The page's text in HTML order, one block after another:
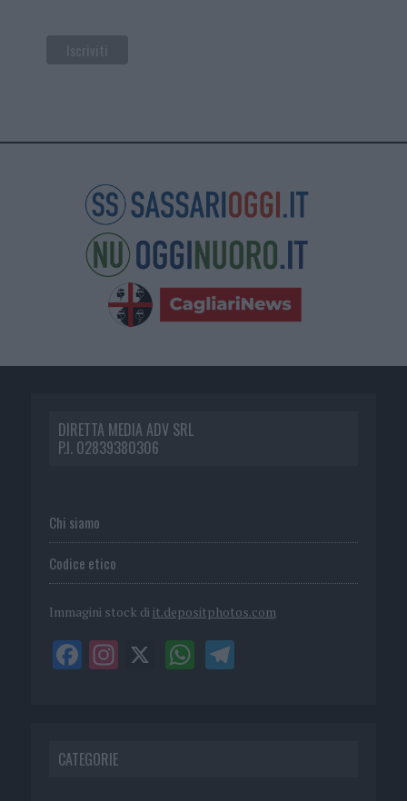
DIRETTA MEDIA ADV SRL
P.I. 02839380306
Chi siamo
Codice etico
Immagini stock di it.depositphotos.com
CATEGORIE